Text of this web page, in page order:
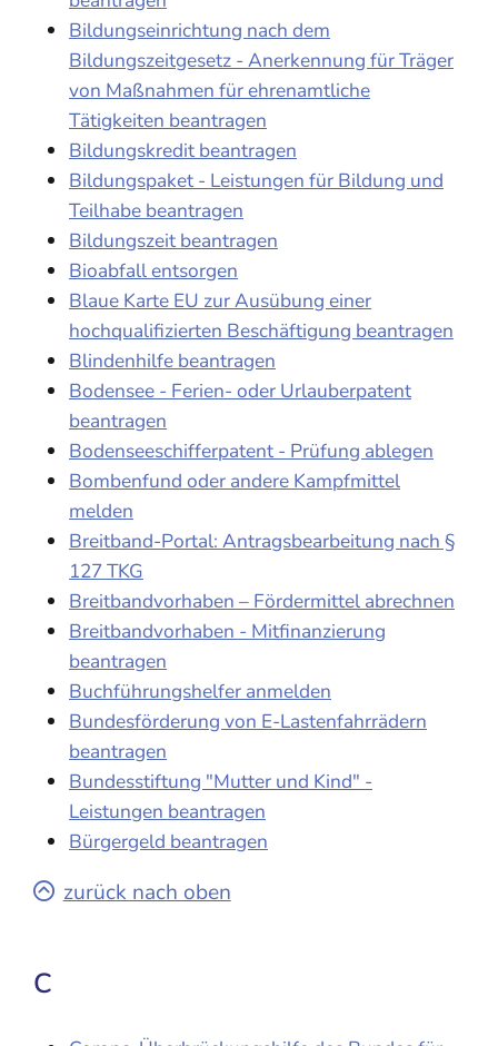
Bildungseinrichtung nach dem
Bildungszeitgesetz - Anerkennung für Träger
von Maßnahmen für ehrenamtliche
Tätigkeiten beantragen
Bildungskredit beantragen
Bildungspaket - Leistungen für Bildung und
Teilhabe beantragen
Bildungszeit beantragen
Bioabfall entsorgen
Blaue Karte EU zur Ausübung einer
hochqualifizierten Beschäftigung beantragen
Blindenhilfe beantragen
Bodensee - Ferien- oder Urlauberpatent
beantragen
Bodenseeschifferpatent - Prüfung ablegen
Bombenfund oder andere Kampfmittel
melden
Breitband-Portal: Antragsbearbeitung nach §
127 TKG
Breitbandvorhaben – Fördermittel abrechnen
Breitbandvorhaben - Mitfinanzierung
beantragen
Buchführungshelfer anmelden
Bundesförderung von E-Lastenfahrrädern
beantragen
Bundesstiftung "Mutter und Kind" -
Leistungen beantragen
Bürgergeld beantragen
zurück nach oben
C